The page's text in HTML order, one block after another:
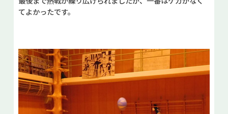
てよかったです。